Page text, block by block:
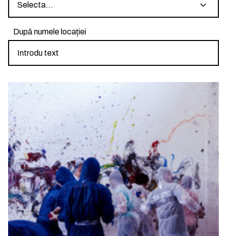
Selecta...
După numele locației